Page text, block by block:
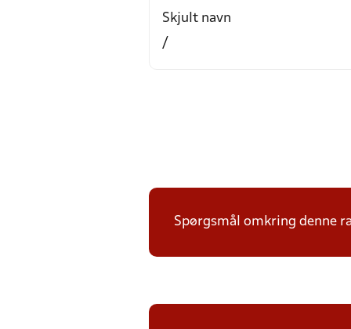
Skjult navn
/
Spørgsmål omkring denne